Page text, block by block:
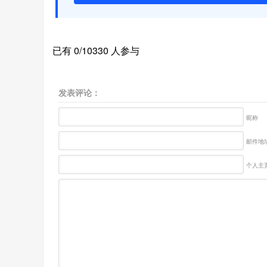
已有 0/10330 人参与
发表评论：
昵称
邮件地
个人主